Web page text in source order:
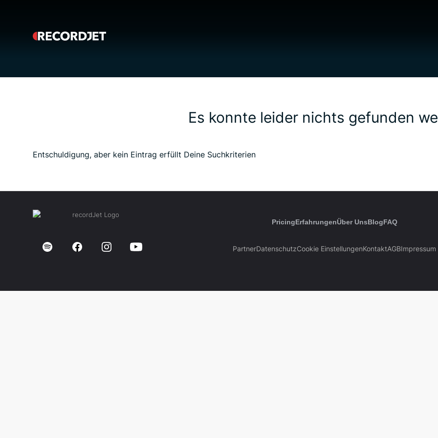
Es konnte leider nichts gefunden
Entschuldigung, aber kein Eintrag erfüllt Deine Suchkriterien
PricingErfahrungenÜber UnsBlogFAQ
PartnerDatenschutzCookie EinstellungenKontaktAGBImpressum